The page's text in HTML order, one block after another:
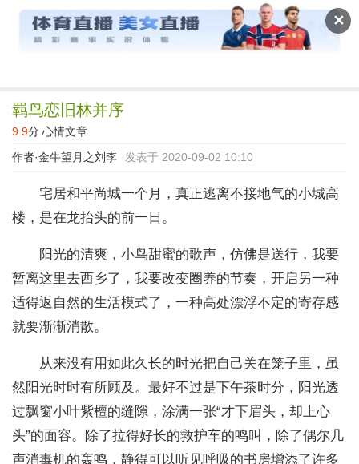
✕
读文斋
羁鸟恋旧林并序
9.9分 心情文章
作者·金牛望月之刘李 发表于 2020-09-02 10:10
宅居和平尚城一个月，真正逃离不接地气的小城高
楼，是在龙抬头的前一日。
阳光的清爽，小鸟甜蜜的歌声，仿佛是送行，我要
暂离这里去西乡了，我要改变圈养的节奏，开启另一种
适得返自然的生活模式了，一种高处漂浮不定的寄存感
就要渐渐消散。
从来没有用如此久长的时光把自己关在​笼子里，虽
然阳光时时有所顾及。最好不过是下午茶时分，阳光透
过飘窗小叶紫檀的缝隙，涂满一张“才下眉头，却上心
头”的面容。除了拉得好长的救护车的鸣叫，除了偶尔几
声消毒机的轰鸣，静得可以听见呼吸的书房增添了许多